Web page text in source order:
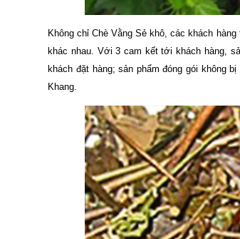
Không chỉ Chè Vằng Sẻ khô, các khách
khác nhau. Với 3 cam kết tới khách hàng,
khách đặt hàng; sản phẩm đóng gói không
Khang.